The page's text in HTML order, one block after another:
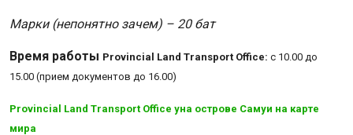
Марки (непонятно зачем) – 20 бат
Время работы Provincial Land Transport Office: с 10.00 до
15.00 (прием документов до 16.00)
Provincial Land Transport Office yна острове Самуи на карте
мира